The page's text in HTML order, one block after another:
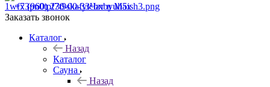
+7 (960) 230-00-33Чат в Max
Заказать звонок
Каталог
Назад
Каталог
Сауна
Назад